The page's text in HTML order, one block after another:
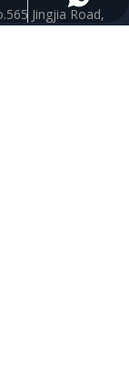
Jingjia Road,